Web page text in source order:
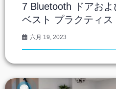
7 Bluetooth ドアお
ベスト プラクティス
六月 19, 2023